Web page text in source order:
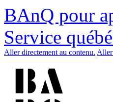
BAnQ pour
Service
Aller directement au contenu. Aller